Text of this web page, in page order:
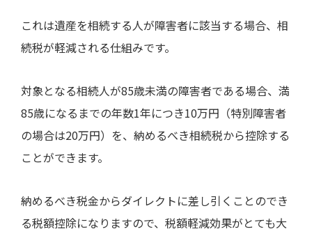
これは遺産を相続する人が障害者に該当する場合、相
続税が軽減される仕組みです。
対象となる相続人が85歳未満の障害者である場合、満
85歳になるまでの年数1年につき10万円（特別障害者
の場合は20万円）を、納めるべき相続税から控除する
ことができます。
納めるべき税金からダイレクトに差し引くことのでき
る税額控除になりますので、税額軽減効果がとても大